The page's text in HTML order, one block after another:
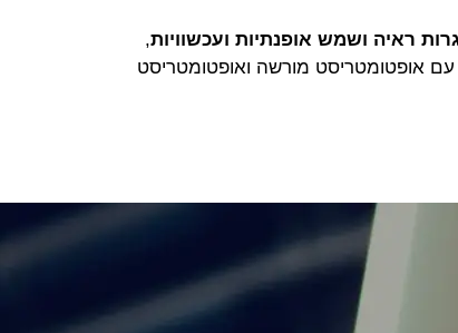
ראיה ושמש אופנתיות ועכשוויות,
עם אופטומטריסט מורשה ואופטומטריסט